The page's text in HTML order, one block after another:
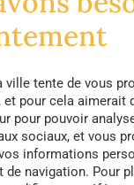
de ces nids
Latine
ville tente de vous
et pour cela aimerait
pour pouvoir
sociaux, et vous
informations
de navigation. Pour